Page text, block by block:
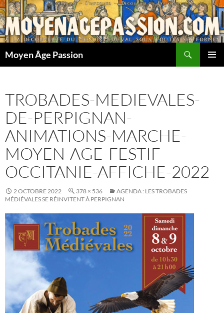
Aller
au
contenu
Moyen Âge Passion
TROBADES-MEDIEVALES-
DE-PERPIGNAN-
ANIMATIONS-MARCHE-
MOYEN-AGE-FESTIF-
OCCITANIE-AFFICHE-2022
2 OCTOBRE 2022 378 × 536
AGENDA : LES TROBADES
MÉDIÉVALES SE RÉINVITENT À PERPIGNAN